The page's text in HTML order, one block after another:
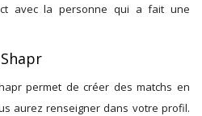
avec la personne qui a fait une
permet de créer des matchs en
aurez renseigner dans votre profil.